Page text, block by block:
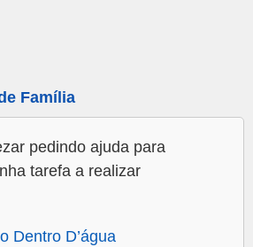
Família
pedindo ajuda para
tarefa a realizar
Dentro D’água